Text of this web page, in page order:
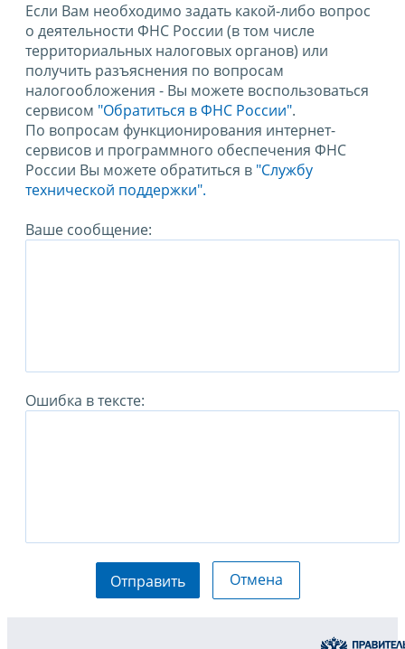
Если Вам необходимо задать какой-либо вопрос
о деятельности ФНС России (в том числе
территориальных налоговых органов) или
получить разъяснения по вопросам
налогообложения - Вы можете воспользоваться
сервисом "Обратиться в ФНС России".
По вопросам функционирования интернет-
сервисов и программного обеспечения ФНС
России Вы можете обратиться в "Службу
технической поддержки".
Ваше сообщение:
Ошибка в тексте:
Отправить Отмена